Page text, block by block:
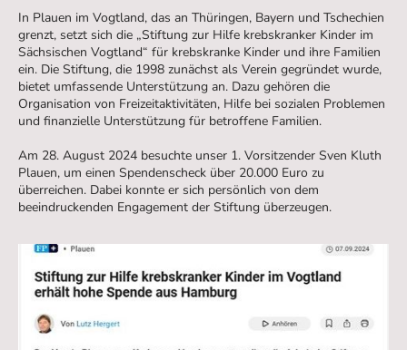
In Plauen im Vogtland, das an Thüringen, Bayern und Tschechien
grenzt, setzt sich die „Stiftung zur Hilfe krebskranker Kinder im
Sächsischen Vogtland“ für krebskranke Kinder und ihre Familien
ein. Die Stiftung, die 1998 zunächst als Verein gegründet wurde,
bietet umfassende Unterstützung an. Dazu gehören die
Organisation von Freizeitaktivitäten, Hilfe bei sozialen Problemen
und finanzielle Unterstützung für betroffene Familien.
Am 28. August 2024 besuchte unser 1. Vorsitzender Sven Kluth
Plauen, um einen Spendenscheck über 20.000 Euro zu
überreichen. Dabei konnte er sich persönlich von dem
beeindruckenden Engagement der Stiftung überzeugen.